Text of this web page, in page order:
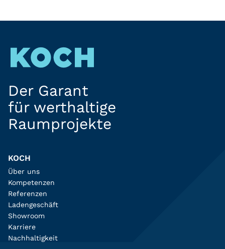
Der Garant
für werthaltige
Raumprojekte
KOCH
Über uns
Kompetenzen
Referenzen
Ladengeschäft
Showroom
Karriere
Nachhaltigkeit